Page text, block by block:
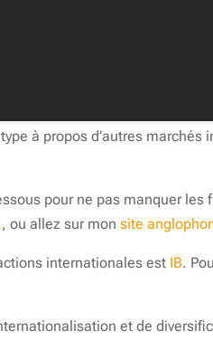
à propos d’autres
pour ne pas manquer les
, ou allez sur monsite
internationales est IB.
et de